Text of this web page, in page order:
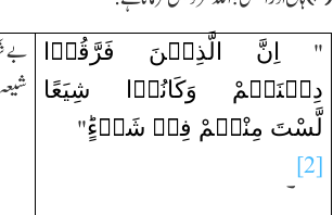
"
اِنَّ الَّذِیۡنَ فَرَّقُوۡا
دِیۡنَہُمْ وَکَانُوۡا شِیَعًا
لَّسْتَ مِنْہُمْ فِیۡ شَیۡءٍؕ"
[2]۔
بے